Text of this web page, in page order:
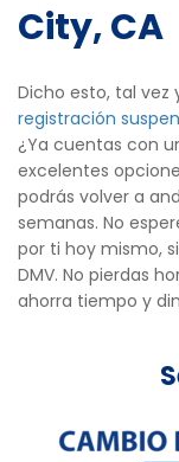
City, CA
Dicho esto, tal
registración
¿Ya cuentas con
excelentes
podrás volver a
semanas. No
por ti hoy mismo,
DMV. No pierdas
ahorra tiempo y